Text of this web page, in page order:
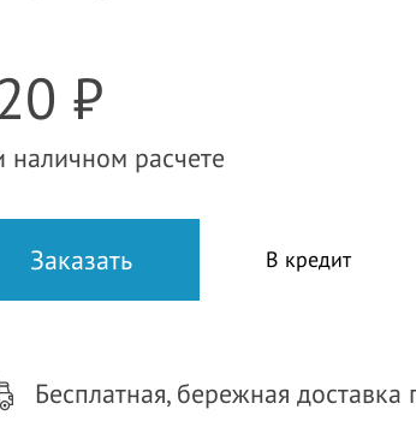
₽
наличном расчете
В кредит
Бесплатная, бережная доставка